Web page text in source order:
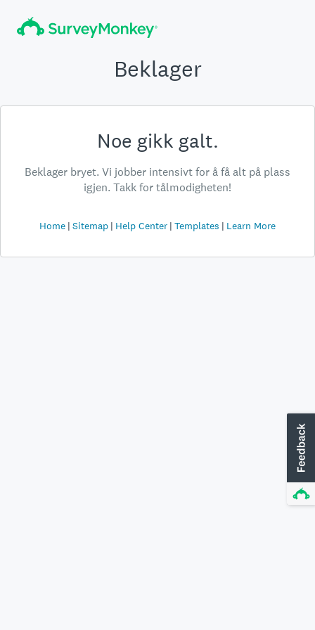
Beklager
Noe gikk galt.
Beklager bryet. Vi jobber intensivt for å få alt på plass
igjen. Takk for tålmodigheten!
Home Sitemap Help Center Templates Learn More